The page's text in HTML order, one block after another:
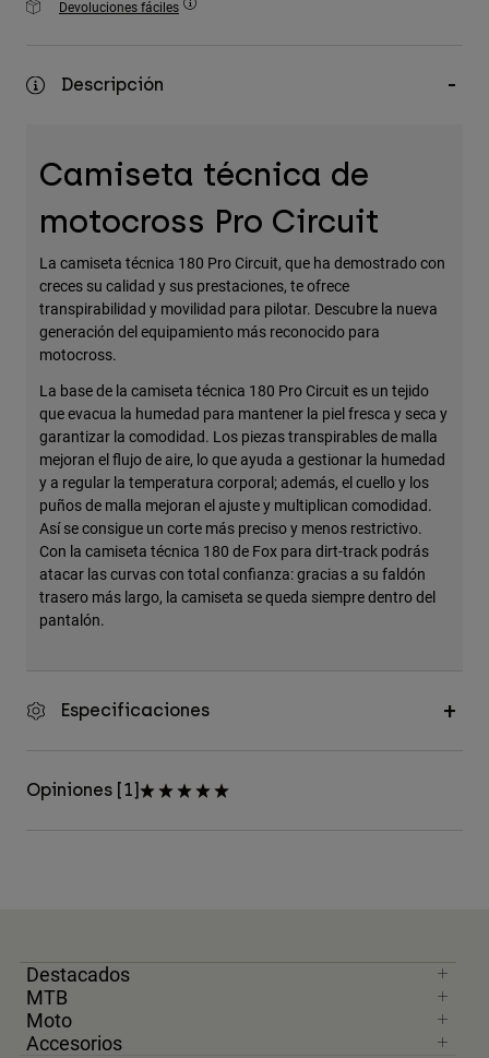
Accesorios
Bolsas y Mochilas
Ver todo
Devoluciones fáciles
Descripción
Camiseta técnica de
motocross Pro Circuit
La camiseta técnica 180 Pro Circuit, que ha demostrado con
creces su calidad y sus prestaciones, te ofrece
transpirabilidad y movilidad para pilotar. Descubre la nueva
generación del equipamiento más reconocido para
motocross.
La base de la camiseta técnica 180 Pro Circuit es un tejido
que evacua la humedad para mantener la piel fresca y seca y
garantizar la comodidad. Los piezas transpirables de malla
mejoran el flujo de aire, lo que ayuda a gestionar la humedad
y a regular la temperatura corporal; además, el cuello y los
puños de malla mejoran el ajuste y multiplican comodidad.
Así se consigue un corte más preciso y menos restrictivo.
Con la camiseta técnica 180 de Fox para dirt-track podrás
atacar las curvas con total confianza: gracias a su faldón
trasero más largo, la camiseta se queda siempre dentro del
pantalón.
Especificaciones
Opiniones [1]
Destacados
MTB
Moto
Accesorios